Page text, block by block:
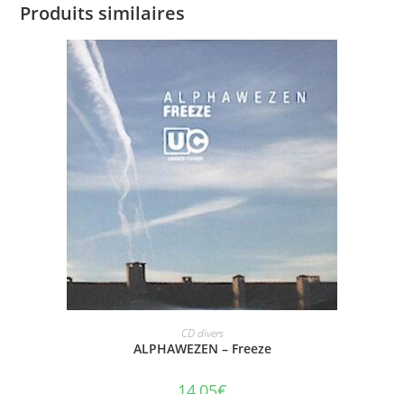
Produits similaires
AJOUTER AU PANIER
CD divers
ALPHAWEZEN – Freeze